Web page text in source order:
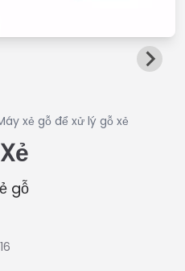
xẻ gỗ để xử lý gỗ xẻ
gỗ